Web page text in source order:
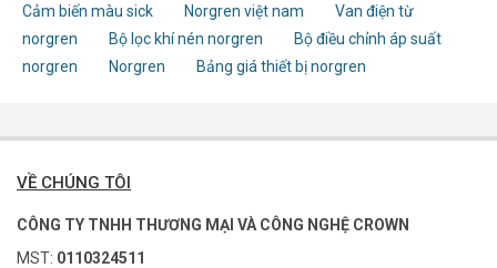
Cảm biến màu sick
Norgren việt nam
Van điện từ
norgren
Bộ lọc khí nén norgren
Bộ điều chỉnh áp suất
norgren
Norgren Bảng giá thiết bị norgren
VỀ CHÚNG TÔI
CÔNG TY TNHH THƯƠNG MẠI VÀ CÔNG NGHỆ CROWN
MST: 0110324511